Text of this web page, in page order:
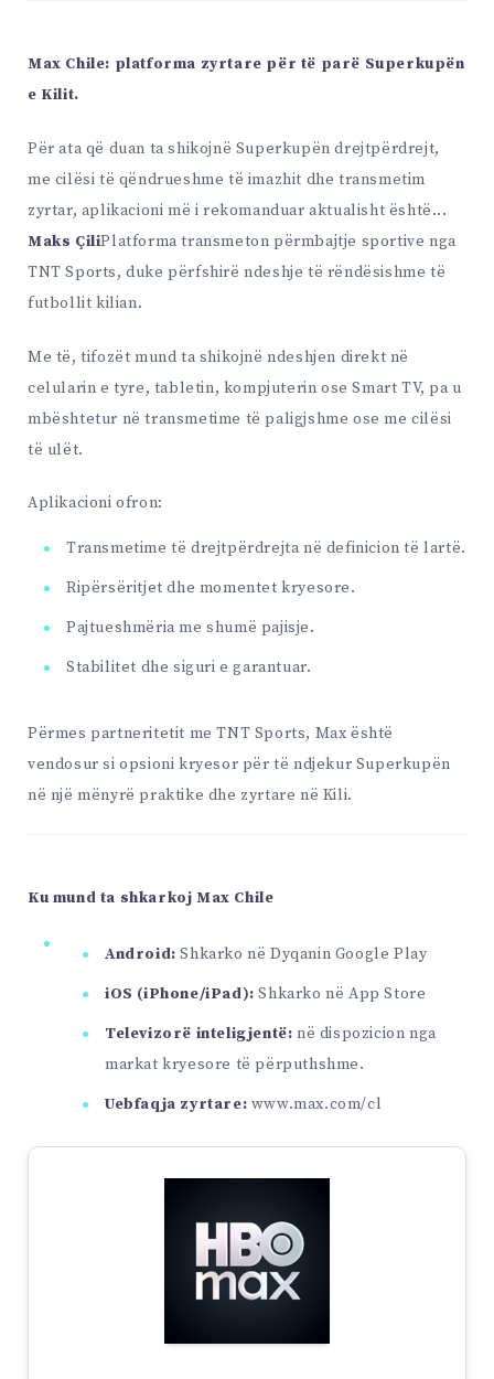
Max Chile: platforma zyrtare për të parë Superkupën
e Kilit.
Për ata që duan ta shikojnë Superkupën drejtpërdrejt,
me cilësi të qëndrueshme të imazhit dhe transmetim
zyrtar, aplikacioni më i rekomanduar aktualisht është...
Maks ÇiliPlatforma transmeton përmbajtje sportive nga
TNT Sports, duke përfshirë ndeshje të rëndësishme të
futbollit kilian.
Me të, tifozët mund ta shikojnë ndeshjen direkt në
celularin e tyre, tabletin, kompjuterin ose Smart TV, pa u
mbështetur në transmetime të paligjshme ose me cilësi
të ulët.
Aplikacioni ofron:
Transmetime të drejtpërdrejta në definicion të lartë.
Ripërsëritjet dhe momentet kryesore.
Pajtueshmëria me shumë pajisje.
Stabilitet dhe siguri e garantuar.
Përmes partneritetit me TNT Sports, Max është
vendosur si opsioni kryesor për të ndjekur Superkupën
në një mënyrë praktike dhe zyrtare në Kili.
Ku mund ta shkarkoj Max Chile
Android: Shkarko në Dyqanin Google Play
iOS (iPhone/iPad): Shkarko në App Store
Televizorë inteligjentë: në dispozicion nga
markat kryesore të përputhshme.
Uebfaqja zyrtare: www.max.com/cl